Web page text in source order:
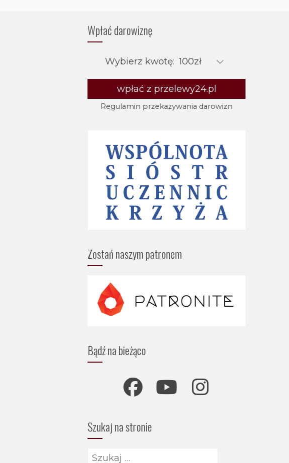
Wpłać darowiznę
Wybierz kwotę:
wpłać z przelewy24.pl
Regulamin przekazywania darowizn
Zostań naszym patronem
Bądź na bieżąco
Szukaj na stronie
Szukaj: